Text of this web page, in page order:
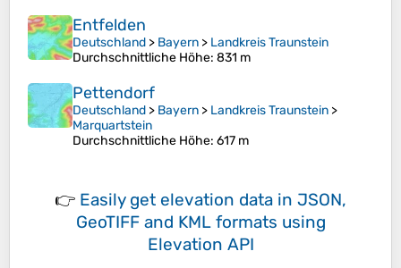
Entfelden
Deutschland > Bayern > Landkreis Traunstein
Durchschnittliche Höhe: 831 m
Pettendorf
Deutschland > Bayern > Landkreis Traunstein >
Marquartstein
Durchschnittliche Höhe: 617 m
👉 Easily get elevation data in JSON,
GeoTIFF and KML formats using
Elevation API